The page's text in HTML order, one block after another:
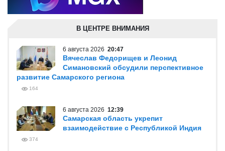
В ЦЕНТРЕ ВНИМАНИЯ
6 августа 2026 20:47
Вячеслав Федорищев и Леонид
Симановский обсудили перспективное
развитие Самарского региона
164
6 августа 2026 12:39
Самарская область укрепит
взаимодействие с Республикой Индия
374